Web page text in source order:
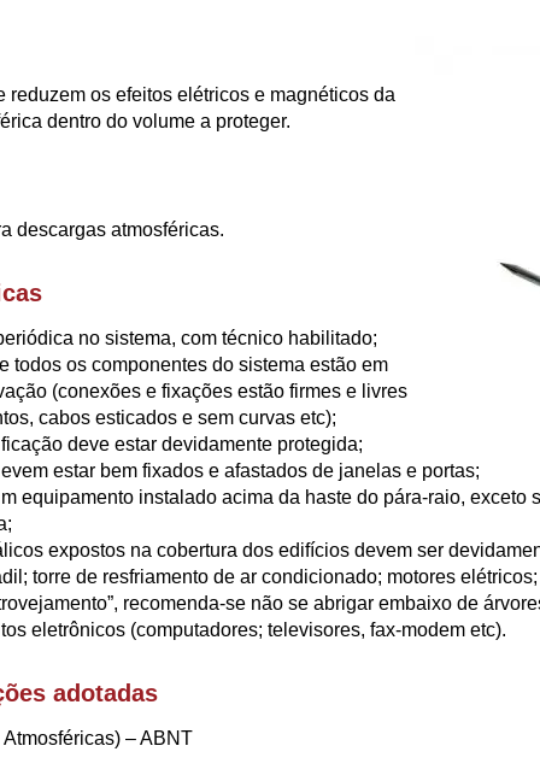
os efeitos elétricos e magnéticos da
dentro do volume a proteger.
descargas atmosféricas.
no sistema, com técnico habilitado;
todos os componentes do sistema estão em
(conexões e fixações estão firmes e livres
cabos esticados e sem curvas etc);
deve estar devidamente protegida;
estar bem fixados e afastados de janelas e portas;
equipamento instalado acima da haste do pára-raio, exceto
expostos na cobertura dos edifícios devem ser
torre de resfriamento de ar condicionado; motores
recomenda-se não se abrigar embaixo de
eletrônicos (computadores; televisores, fax-modem etc).
adotadas
– ABNT